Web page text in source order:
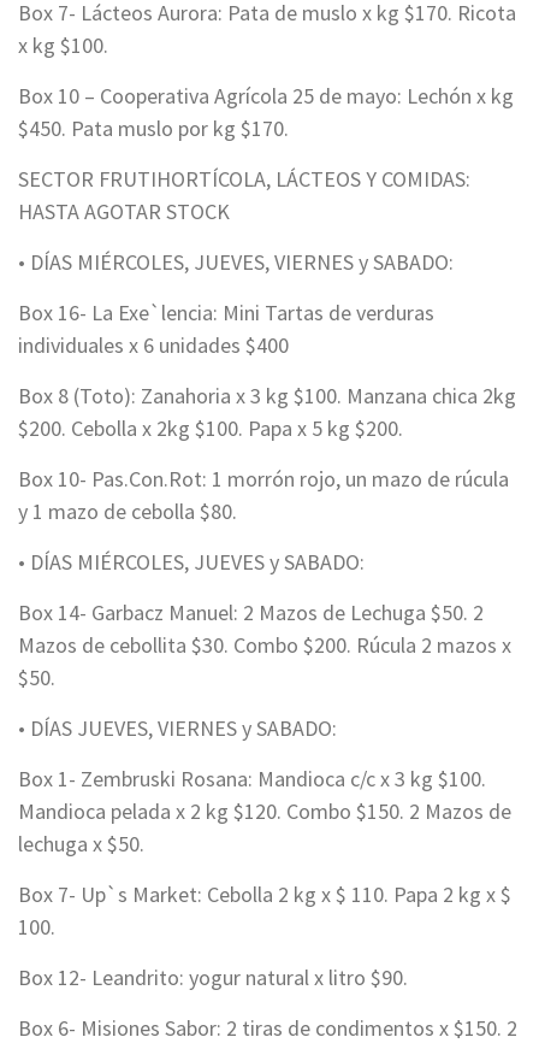
Box 7- Lácteos Aurora: Pata de muslo x kg $170. Ricota
x kg $100.
Box 10 – Cooperativa Agrícola 25 de mayo: Lechón x kg
$450. Pata muslo por kg $170.
SECTOR FRUTIHORTÍCOLA, LÁCTEOS Y COMIDAS:
HASTA AGOTAR STOCK
• DÍAS MIÉRCOLES, JUEVES, VIERNES y SABADO:
Box 16- La Exe`lencia: Mini Tartas de verduras
individuales x 6 unidades $400
Box 8 (Toto): Zanahoria x 3 kg $100. Manzana chica 2kg
$200. Cebolla x 2kg $100. Papa x 5 kg $200.
Box 10- Pas.Con.Rot: 1 morrón rojo, un mazo de rúcula
y 1 mazo de cebolla $80.
• DÍAS MIÉRCOLES, JUEVES y SABADO:
Box 14- Garbacz Manuel: 2 Mazos de Lechuga $50. 2
Mazos de cebollita $30. Combo $200. Rúcula 2 mazos x
$50.
• DÍAS JUEVES, VIERNES y SABADO:
Box 1- Zembruski Rosana: Mandioca c/c x 3 kg $100.
Mandioca pelada x 2 kg $120. Combo $150. 2 Mazos de
lechuga x $50.
Box 7- Up`s Market: Cebolla 2 kg x $ 110. Papa 2 kg x $
100.
Box 12- Leandrito: yogur natural x litro $90.
Box 6- Misiones Sabor: 2 tiras de condimentos x $150. 2